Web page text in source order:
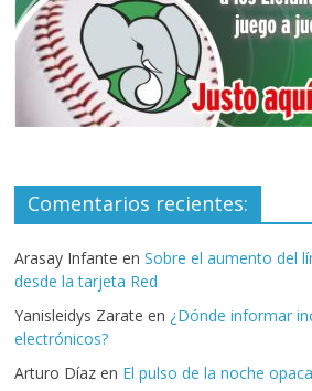
Comentarios recientes:
Arasay Infante enSobre el aumento del
desde la tarjeta Red
Yanisleidys Zarate en ¿Dónde informar
electrónicos?
Arturo Díaz en El pulso de la noche